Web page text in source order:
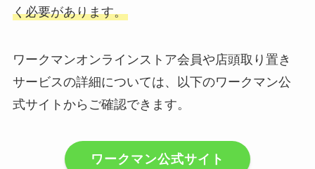
く必要があります。
ワークマンオンラインストア会員や店頭取り置き
サービスの詳細については、以下のワークマン公
式サイトからご確認できます。
ワークマン公式サイト